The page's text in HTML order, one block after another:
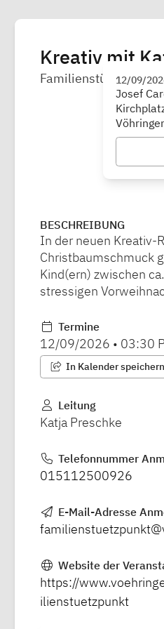
Kreativ mit
Familienstützpunkt
12/09/
Josef
BESCHREIBUNG
In der neuen Kreativ-
Christbaumschmuck
Kind(ern) zwischen
stressigen
Termine
12/09/2026 • 03:30
In Kalender
Leitung
Katja Preschke
Telefonnummer
015112500926
E-Mail-Adresse
Website der
https://
ilienstuetzpunkt